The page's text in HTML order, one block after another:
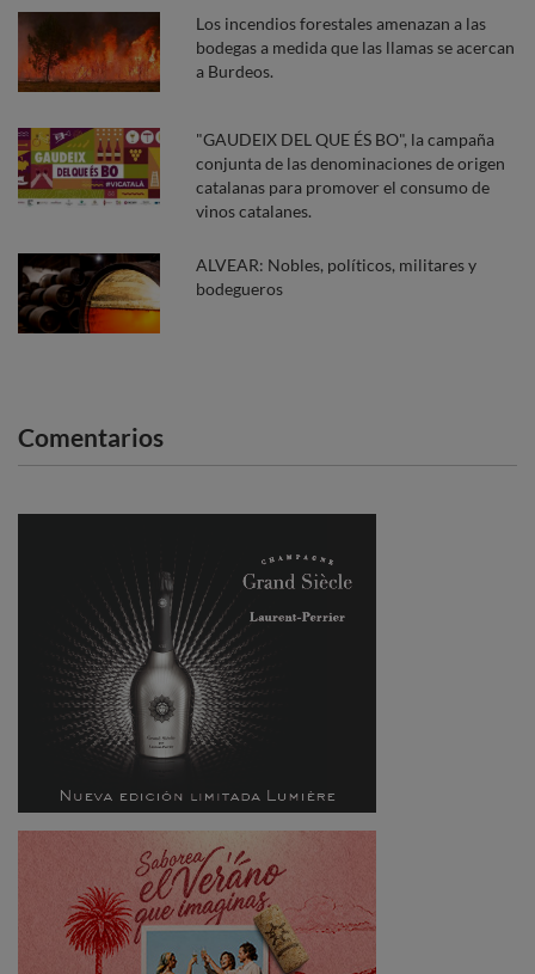
Los incendios forestales amenazan a las
bodegas a medida que las llamas se acercan
a Burdeos.
"GAUDEIX DEL QUE ÉS BO", la campaña
conjunta de las denominaciones de origen
catalanas para promover el consumo de
vinos catalanes.
ALVEAR: Nobles, políticos, militares y
bodegueros
Comentarios